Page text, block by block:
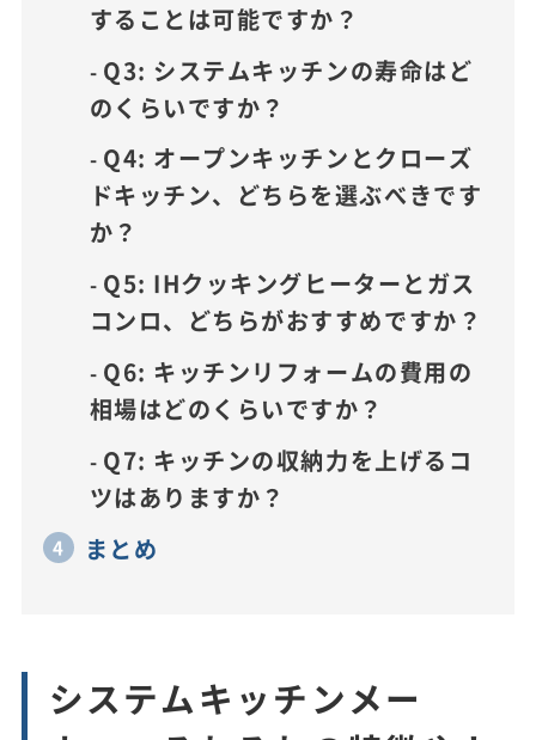
することは可能ですか？
Q3: システムキッチンの寿命はど
のくらいですか？
Q4: オープンキッチンとクローズ
ドキッチン、どちらを選ぶべきです
か？
Q5: IHクッキングヒーターとガス
コンロ、どちらがおすすめですか？
Q6: キッチンリフォームの費用の
相場はどのくらいですか？
Q7: キッチンの収納力を上げるコ
ツはありますか？
まとめ
システムキッチンメー